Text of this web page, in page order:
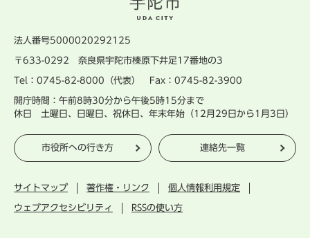
法人番号5000020292125
〒633-0292 奈良県宇陀市榛原下井足17番地の3
Tel：0745-82-8000（代表） Fax：0745-82-3900
開庁時間：午前8時30分から午後5時15分まで
休日 土曜日、日曜日、祝休日、年末年始（12月29日から1月3日）
市役所への行き方 連絡先一覧
サイトマップ 著作権・リンク 個人情報利用規定
ウェブアクセシビリティ RSSの使い方